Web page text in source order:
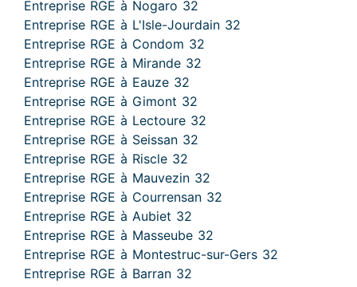
Entreprise RGE à Nogaro 32
Entreprise RGE à L'Isle-Jourdain 32
Entreprise RGE à Condom 32
Entreprise RGE à Mirande 32
Entreprise RGE à Eauze 32
Entreprise RGE à Gimont 32
Entreprise RGE à Lectoure 32
Entreprise RGE à Seissan 32
Entreprise RGE à Riscle 32
Entreprise RGE à Mauvezin 32
Entreprise RGE à Courrensan 32
Entreprise RGE à Aubiet 32
Entreprise RGE à Masseube 32
Entreprise RGE à Montestruc-sur-Gers 32
Entreprise RGE à Barran 32